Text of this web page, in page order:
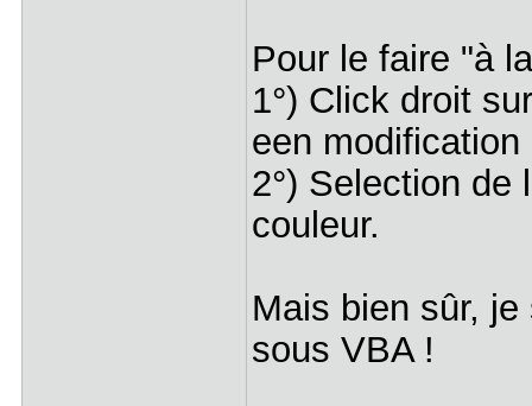
Pour le faire "à
1°) Click droit
een
2°) Selection de
couleur.
Mais bien sûr,
sous VBA !